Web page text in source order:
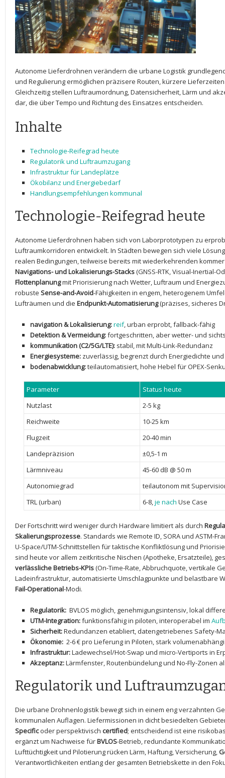
Autonome Lieferdrohnen verändern die urbane​ Logistik
und Regulierung ermöglichen präzisere ⁤Routen, kürzere
Gleichzeitig stellen⁢ Luftraumordnung, Datensicherheit, Lärm ‌und
dar, die‌ über‌ Tempo und‌ Richtung des ⁢Einsatzes entscheiden.
Inhalte
Technologie-Reifegrad heute
Regulatorik und Luftraumzugang
Infrastruktur für Landeplätze
Ökobilanz und Energiebedarf
Handlungsempfehlungen kommunal
Technologie-Reifegrad heute
Autonome Lieferdrohnen​ haben sich von Laborprototypen zu
Luftraumkorridoren entwickelt. In‍ Städten‌ bewegen sich‍ viele
realen Bedingungen, teilweise bereits⁣ mit wiederkehrenden
Navigations- ⁤und​ Lokalisierungs-Stacks(GNSS-RTK, ​Visual-Inertial-
Flottenplanungmit ‌Priorisierung nach Wetter, Luftraum ⁤und
robuste Sense-and-Avoid-Fähigkeiten⁤ in ‍engem,⁣ heterogenem
Lufträumen⁢ und ‌die Endpunkt-Automatisierung(präzises, sicheres
navigation & Lokalisierung:reif, ⁣urban erprobt,⁤ fallback-fähig
Detektion & Vermeidung:fortgeschritten, aber ⁤wetter- und
kommunikation ⁤(C2/5G/LTE): stabil, mit Multi-Link-Redundanz
Energiesysteme: zuverlässig, begrenzt ⁢durch⁤ Energiedichte
bodenabwicklung:teilautomatisiert, hohe ⁤Hebel ‌für OPEX-
Parameter
Status⁢ heute
Nutzlast
2-5 kg
Reichweite
10-25 km
Flugzeit
20-40 ⁤min
Landepräzision
±0,5-1​ m
Lärmniveau
45-60 ⁤dB @ 50 m
Autonomiegrad
teilautonom⁢ mit
TRL ⁢(urban)
6-8,je nach ⁣ Use ‌Case
Der Fortschritt wird weniger durch Hardware limitiert als durch
Skalierungsprozesse. ‌Standards wie Remote ID, SORA​ und ASTM-
U-Space/UTM-Schnittstellen für taktische Konfliktlösung⁢ und
sind heute vor allem zeitkritische Nischen (Apotheke, Ersatzteile),
verlässliche Betriebs-KPIs⁤(On-Time-Rate, Abbruchquote, vertikale
Ladeinfrastruktur, automatisierte Umschlagpunkte und belastbare
Fail-Operational-Modi.
Regulatorik: BVLOS möglich, genehmigungsintensiv, lokal
UTM-Integration:funktionsfähig ‍in piloten, ‌interoperabel​ im
Sicherheit:Redundanzen etabliert, datengetriebenes‌ Safety-
Ökonomie: 2-6‌ € pro Lieferung in Piloten, stark
Infrastruktur:⁤Ladewechsel/Hot-Swap und micro-Vertiports in
Akzeptanz:Lärmfenster, Routenbündelung und No-Fly-Zonen
Regulatorik ⁣und
Die urbane Drohnenlogistik bewegt⁤ sich in einem eng verzahnten
kommunalen Auflagen. Liefermissionen in dicht ‌besiedelten
Specificoder perspektivisch⁢ certified; entscheidend ist ⁤eine
ergänzt⁢ um Nachweise fürBVLOS-Betrieb, redundante
Lufttüchtigkeit und⁣ Pilotierung rücken Lärm, Haftung, ‍Versicherung,
Verantwortlichkeiten ⁢entlang der ‍gesamten Betriebskette in den